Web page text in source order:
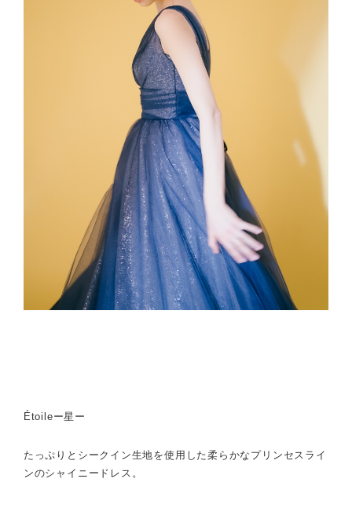
Étoileー星ー
たっぷりとシークイン生地を使用した柔らかなプリンセスライ
ンのシャイニードレス。